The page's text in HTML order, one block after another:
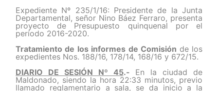
Expediente Nº 235/1/16: Presidente de la Junta
Departamental, señor Nino Báez Ferraro, presenta
proyecto de Presupuesto quinquenal por el
período 2016-2020.
Tratamiento de los informes de Comisión de los
expedientes Nos. 188/16, 178/14, 168/16 y 672/15.
DIARIO DE SESIÓN Nº 45.- En la ciudad de
Maldonado, siendo la hora 22:33 minutos, previo
llamado reglamentario a sala, se da inicio a la